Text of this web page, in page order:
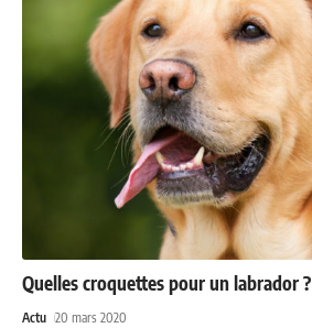
Quelles croquettes pour un labrador ?
Actu 20 mars 2020